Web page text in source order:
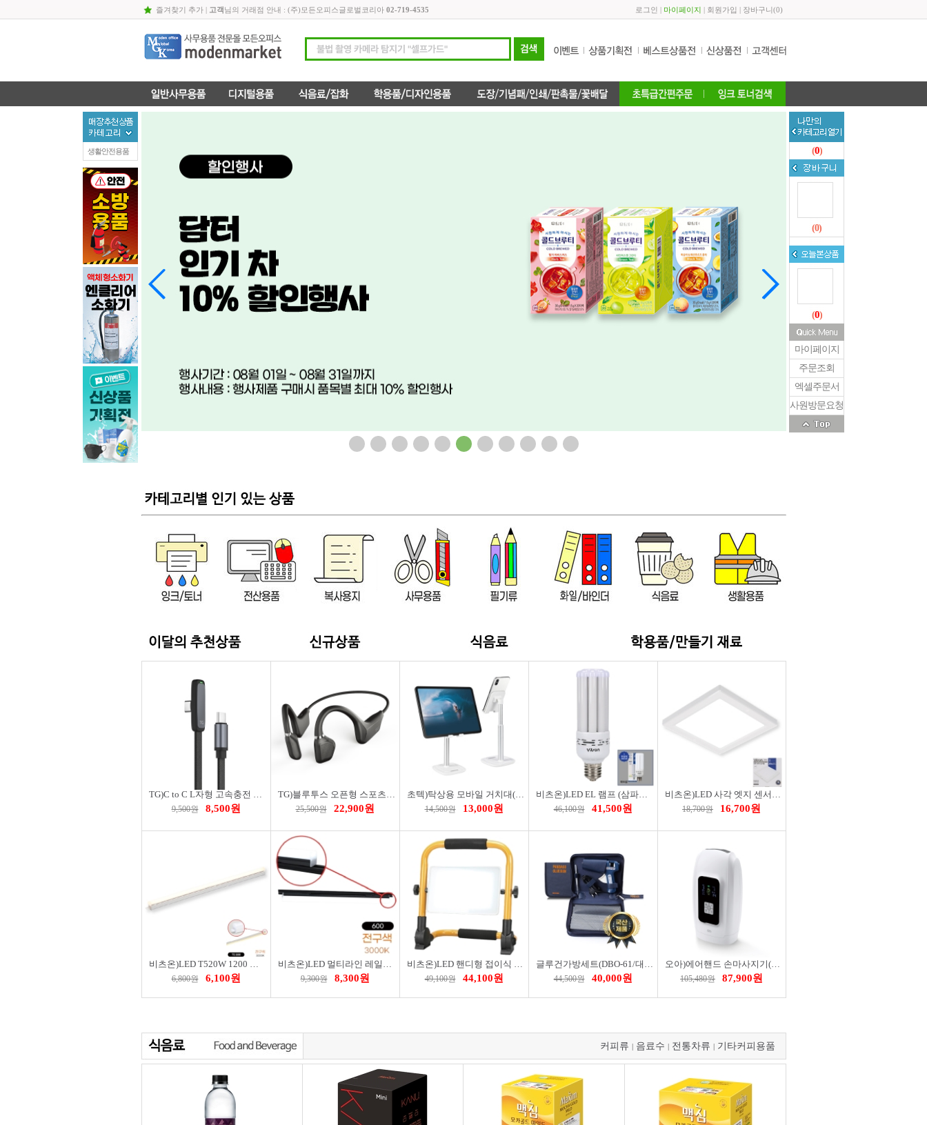
즐겨찾기 추가| 고객님의 거래점 안내 : (주)모든오피스글로벌코리아 02-719-4535 로그인 | 마이페이지 | 회원가입 | 장바구니(0)
생활안전용품 (0)
(0)
(0)
마이페이지
주문조회
엑셀주문서
사원방문요청
히어로)투명양용드라이버(100mm)
7,500원
론트)디퓨져(250㎖/블랙체리)
21,000원
론트)디퓨져(250㎖/프레쉬리피)
21,000원
론트)디퓨져(250㎖/아쿠아키스)
21,000원
론트)디퓨져(250㎖/미스테릭허브)
21,000원
론트)디퓨져(250㎖/밤쉘)
24,000원 21,000원 24,000원 21,000원
베스타)파크골프채(VPG-001/와인/여성용/85cm)
480,000원 400,000원 48,000원 40,000원
파크골프 장갑(여성용/핑크/19호) 파크골프 장갑(남성용/블랙/23호) 로이체)잔망루피 마우스
TG)C to C L자형 고속충전 LED 케이블 TG-AE15L1D
9,500원 8,500원
TG)블루투스 오픈형 스포츠 이어셋 TG-EI101D
25,500원 22,900원
초텍)탁상용 모바일 거치대(H035-WH)
14,500원 13,000원
비츠온)LED EL 램프 (삼파장 대체)75W 주광 E39 KS 228378
46,100원 41,500원
비츠온)LED 사각 엣지 센서등20W 10(250mm) 주광
18,700원 16,700원
비츠온)LED T520W 1200 전구 54143
6,800원 6,100원
비츠온)LED 멀티라인 레일등 블랙1200MM 30W 전구 플리커프리 517686
9,300원 8,300원
비츠온)LED 핸디형 접이식 투광등50W 투광기+AC코드 410861
49,100원 44,100원
글루건가방세트(DBO-61/대형)
44,500원 40,000원
오아)에어핸드 손마사지기(OMSG-009WH)
105,480원 87,900원
커피류 음료수 전통차류 기타커피용품